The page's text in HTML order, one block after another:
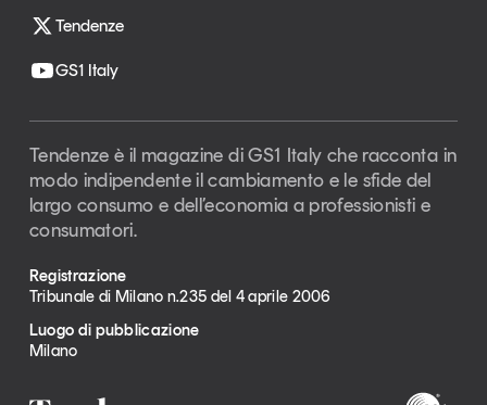
Tendenze
GS1 Italy
Tendenze è il magazine di GS1 Italy che racconta in
modo indipendente il cambiamento e le sfide del
largo consumo e dell’economia a professionisti e
consumatori.
Registrazione
Tribunale di Milano n.235 del 4 aprile 2006
Luogo di pubblicazione
Milano